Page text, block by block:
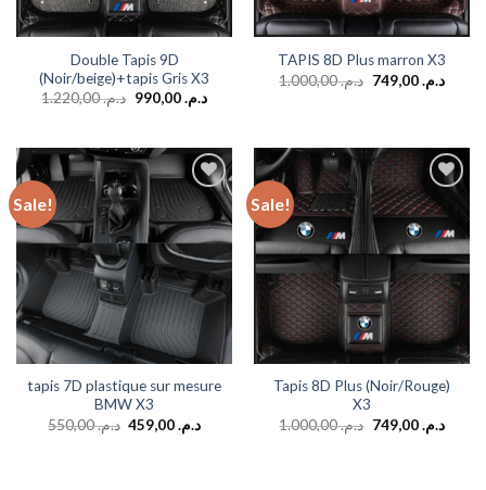
Double Tapis 9D
(Noir/beige)+tapis Gris X3
د.م.1.220,00 د.م.990,00
TAPIS 8D Plus marron X3
د.م.1.000,00 د.م.749,00
Sale!
Add to
wishlist
tapis 7D plastique sur mesure
BMW X3
د.م.550,00 د.م.459,00
Sale!
Add to
wishlist
Tapis 8D Plus (Noir/Rouge)
X3
د.م.1.000,00 د.م.749,00